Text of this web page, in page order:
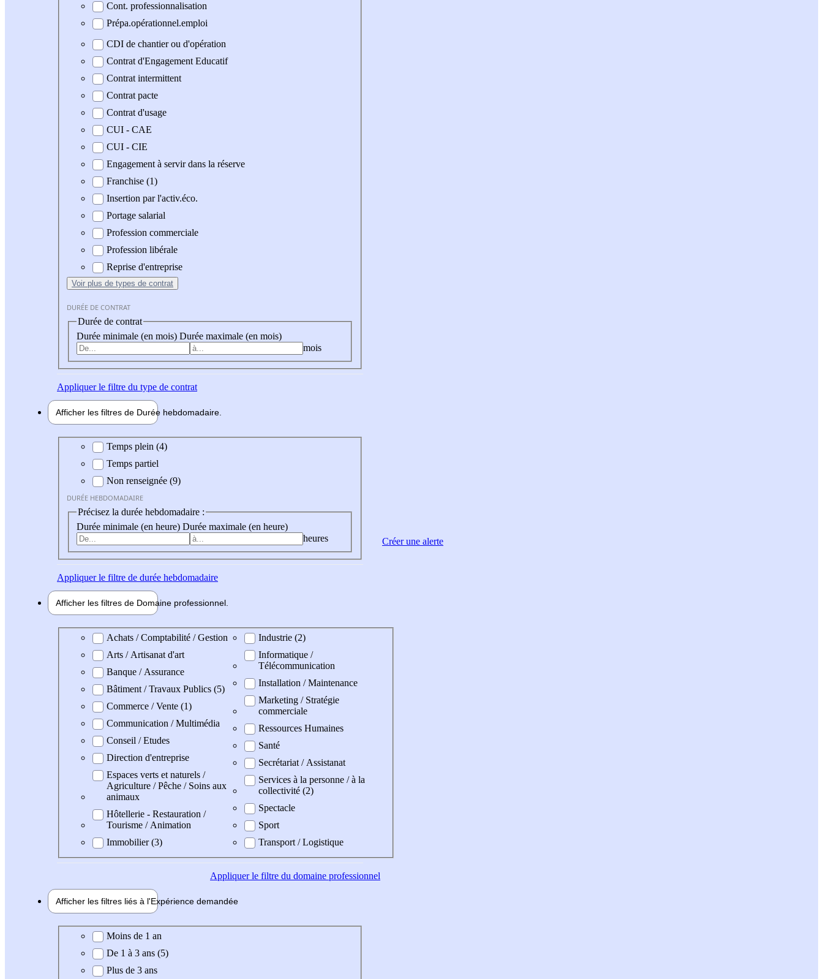
Cont. professionnalisation
Prépa.opérationnel.emploi
CDI de chantier ou d'opération
Contrat d'Engagement Educatif
Contrat intermittent
Contrat pacte
Contrat d'usage
CUI - CAE
CUI - CIE
Engagement à servir dans la réserve
Franchise (1)
Insertion par l'activ.éco.
Portage salarial
Profession commerciale
Profession libérale
Reprise d'entreprise
Voir plus de types de contrat
DURÉE DE CONTRAT
Durée de contrat
Durée minimale (en mois) Durée maximale (en mois)
mois
Appliquerle filtre du type de contrat
Afficher les filtres de Durée hebdomadaire
Durée hebdomadaire
Temps plein (4)
Temps partiel
Non renseignée (9)
DURÉE HEBDOMADAIRE
Précisez la durée hebdomadaire :
Durée minimale (en heure) Durée maximale (en heure)
heures
Appliquerle filtre de durée hebdomadaire
Afficher les filtres de Domaine professionnel
Domaine professionel
Achats / Comptabilité / Gestion
Arts / Artisanat d'art
Banque / Assurance
Bâtiment / Travaux Publics (5)
Commerce / Vente (1)
Communication / Multimédia
Conseil / Etudes
Direction d'entreprise
Espaces verts et naturels /
Agriculture / Pêche / Soins aux
animaux
Hôtellerie - Restauration /
Tourisme / Animation
Immobilier (3)
Industrie (2)
Informatique /
Télécommunication
Installation / Maintenance
Marketing / Stratégie
commerciale
Ressources Humaines
Santé
Secrétariat / Assistanat
Services à la personne / à la
collectivité (2)
Spectacle
Sport
Transport / Logistique
Appliquerle filtre du domaine professionnel
Afficher les filtres liés à l'Expérience demandée
Expérience demandée
Moins de 1 an
De 1 à 3 ans (5)
Plus de 3 ans
Créer une alerte